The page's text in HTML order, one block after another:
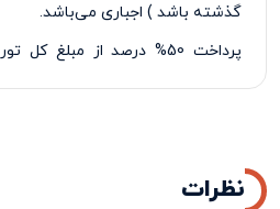
گذشته باشد ) اجباری می‌باشد.
پرداخت 50% درصد از مبلغ
می‌باشد.
نظرات